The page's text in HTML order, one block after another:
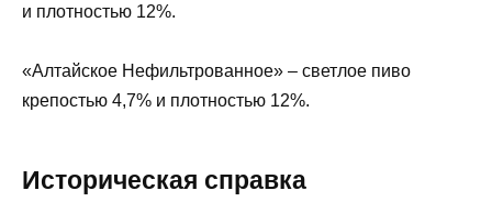
и плотностью 12%.
«Алтайское Нефильтрованное» – светлое пиво
крепостью 4,7% и плотностью 12%.
Историческая справка